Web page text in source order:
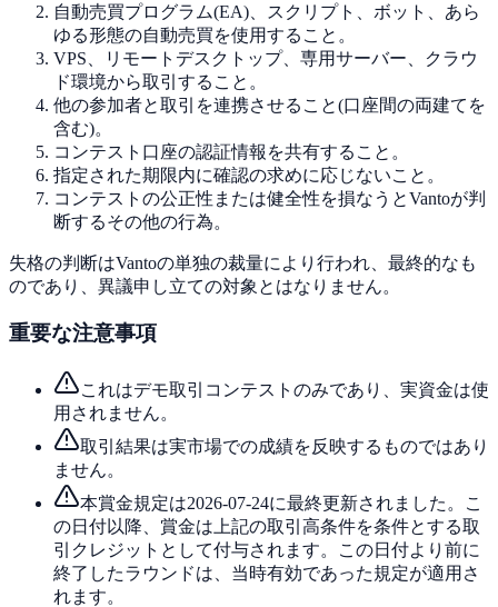
自動売買プログラム(EA)、スクリプト、ボット、あら
ゆる形態の自動売買を使用すること。
VPS、リモートデスクトップ、専用サーバー、クラウ
ド環境から取引すること。
他の参加者と取引を連携させること(口座間の両建てを
含む)。
コンテスト口座の認証情報を共有すること。
指定された期限内に確認の求めに応じないこと。
コンテストの公正性または健全性を損なうとVantoが判
断するその他の行為。
失格の判断はVantoの単独の裁量により行われ、最終的なも
のであり、異議申し立ての対象とはなりません。
重要な注意事項
これはデモ取引コンテストのみであり、実資金は使
用されません。
取引結果は実市場での成績を反映するものではあり
ません。
本賞金規定は2026-07-24に最終更新されました。こ
の日付以降、賞金は上記の取引高条件を条件とする取
引クレジットとして付与されます。この日付より前に
終了したラウンドは、当時有効であった規定が適用さ
れます。